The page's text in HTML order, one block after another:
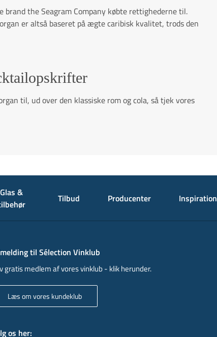
brand the Seagram Company købte rettighederne til.
er altså baseret på ægte caribisk kvalitet, trods den
til, ud over den klassiske rom og cola, så tjek vores
Glas &
Tilbud Producenter Inspiration
til Sélection Vinklub
gratis medlem af vores vinklub - klik herunder.
Læs om vores kundeklub
os her: